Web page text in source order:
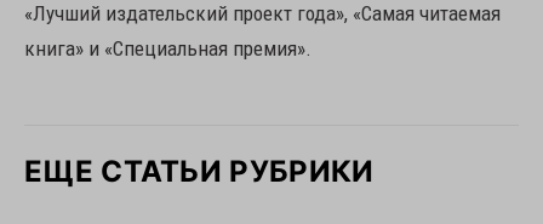
«Лучший издательский проект года», «Самая читаемая
книга» и «Специальная премия».
ЕЩЕ СТАТЬИ РУБРИКИ